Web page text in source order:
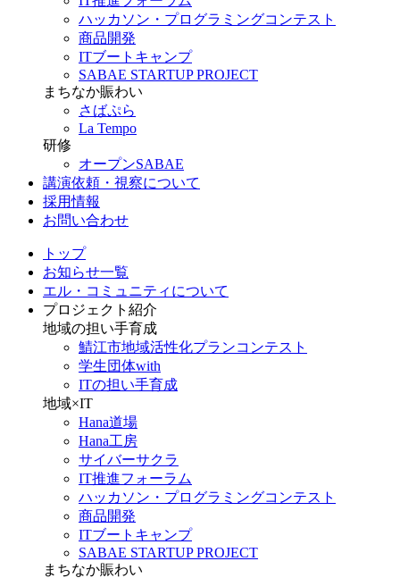
ハッカソン・プログラミングコンテスト
商品開発
ITブートキャンプ
SABAE STARTUP PROJECT
まちなか賑わい
さばぷら
La Tempo
研修
オープンSABAE
講演依頼・視察について
採用情報
お問い合わせ
トップ
お知らせ一覧
エル・コミュニティについて
プロジェクト紹介
地域の担い手育成
鯖江市地域活性化プランコンテスト
学生団体with
ITの担い手育成
地域×IT
Hana道場
Hana工房
サイバーサクラ
IT推進フォーラム
ハッカソン・プログラミングコンテスト
商品開発
ITブートキャンプ
SABAE STARTUP PROJECT
まちなか賑わい